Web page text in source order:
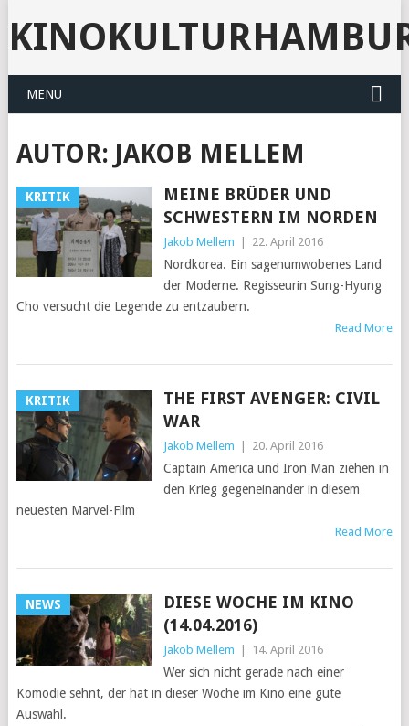
MENU
AUTOR: JAKOB MELLEM
KRITIK
MEINE BRÜDER UND
SCHWESTERN IM NORDEN
Jakob Mellem 22. April 2016
Nordkorea. Ein sagenumwobenes Land
der Moderne. Regisseurin Sung-Hyung
Cho versucht die Legende zu entzaubern.
Read More
KRITIK
THE FIRST AVENGER: CIVIL
WAR
Jakob Mellem 20. April 2016
Captain America und Iron Man ziehen in
den Krieg gegeneinander in diesem
neuesten Marvel-Film
Read More
NEWS
DIESE WOCHE IM KINO
(14.04.2016)
Jakob Mellem 14. April 2016
Wer sich nicht gerade nach einer
Kömodie sehnt, der hat in dieser Woche im Kino eine gute
Auswahl.